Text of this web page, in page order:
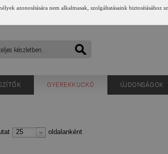
azonosítására nem alkalmasak, szolgáltatásaink biztosításához
GYEREKKUCKÓ ÚJDONSÁGOK
25 oldalanként